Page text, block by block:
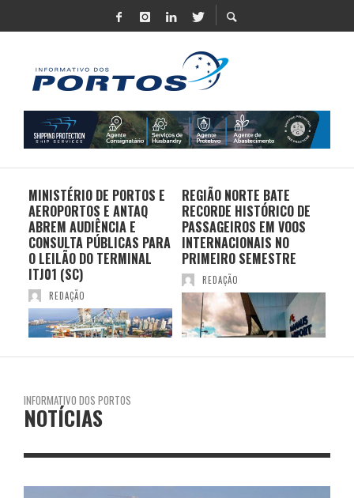
MINISTÉRIO DE PORTOS E
AEROPORTOS E ANTAQ
ABREM AUDIÊNCIA E
CONSULTA PÚBLICAS PARA
O LEILÃO DO TERMINAL
ITJ01 (SC)
REDAÇÃO
REGIÃO NORTE BATE
RECORDE HISTÓRICO DE
PASSAGEIROS EM VOOS
INTERNACIONAIS NO
PRIMEIRO SEMESTRE
REDAÇÃO
INFORMATIVO DOS PORTOS
NOTÍCIAS